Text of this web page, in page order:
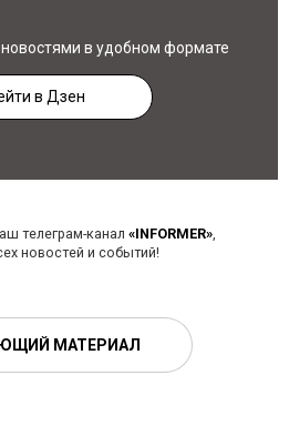
в удобном формате
в Дзен
телеграм-канал «INFORMER»,
новостей и событий!
МАТЕРИАЛ